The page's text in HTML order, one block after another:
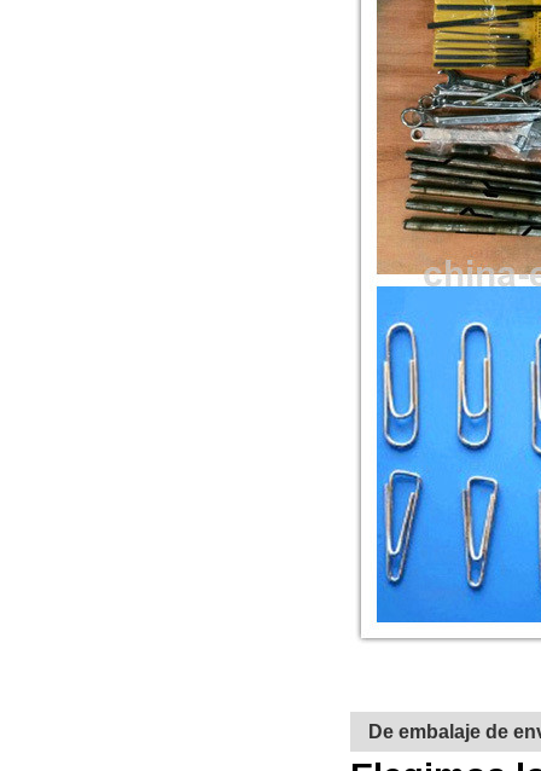
De embalaje de